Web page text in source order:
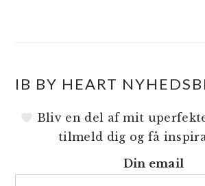
IB BY HEART
Bliv en del af mit
tilmeld dig og få
Din email